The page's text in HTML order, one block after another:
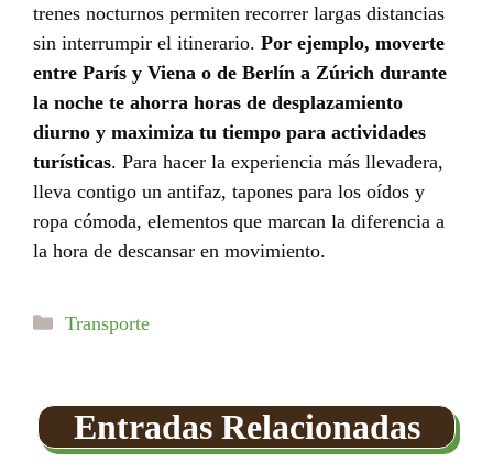
trenes nocturnos permiten recorrer largas distancias
sin interrumpir el itinerario. Por ejemplo, moverte
entre París y Viena o de Berlín a Zúrich durante
la noche te ahorra horas de desplazamiento
diurno y maximiza tu tiempo para actividades
turísticas. Para hacer la experiencia más llevadera,
lleva contigo un antifaz, tapones para los oídos y
ropa cómoda, elementos que marcan la diferencia a
la hora de descansar en movimiento.
Categorías
Transporte
Entradas Relacionadas